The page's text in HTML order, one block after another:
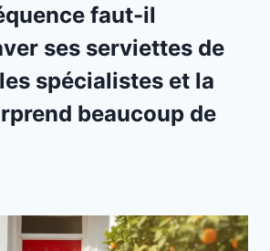
faut-il
ses serviettes de
spécialistes et la
beaucoup de